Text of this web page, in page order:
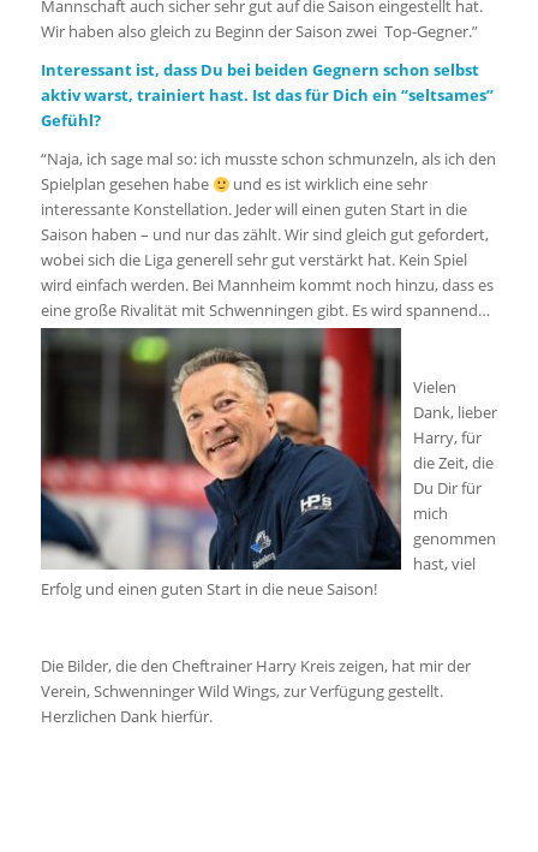
Mannschaft auch sicher sehr gut auf die Saison eingestellt hat.
Wir haben also gleich zu Beginn der Saison zwei Top-Gegner.”
Interessant ist, dass Du bei beiden Gegnern schon selbst
aktiv warst, trainiert hast. Ist das für Dich ein “seltsames”
Gefühl?
“Naja, ich sage mal so: ich musste schon schmunzeln, als ich den
Spielplan gesehen habe
und es ist wirklich eine sehr
interessante Konstellation. Jeder will einen guten Start in die
Saison haben – und nur das zählt. Wir sind gleich gut gefordert,
wobei sich die Liga generell sehr gut verstärkt hat. Kein Spiel
wird einfach werden. Bei Mannheim kommt noch hinzu, dass es
eine große Rivalität mit Schwenningen gibt. Es wird spannend…
Vielen
Dank, lieber
Harry, für
die Zeit, die
Du Dir für
mich
genommen
hast, viel
Erfolg und einen guten Start in die neue Saison!
Die Bilder, die den Cheftrainer Harry Kreis zeigen, hat mir der
Verein, Schwenninger Wild Wings, zur Verfügung gestellt.
Herzlichen Dank hierfür.